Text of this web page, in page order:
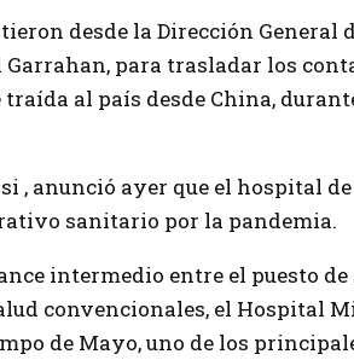
desde la Dirección General
para trasladar los
al país desde China,
, anunció ayer que el hospital
sanitario por la pandemia.
intermedio entre el puesto de
convencionales, el Hospital
de Mayo, uno de los